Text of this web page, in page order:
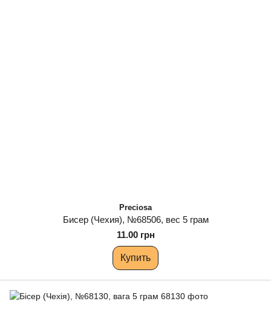
Preciosa
Бисер (Чехия), №68506, вес 5 грам
11.00 грн
Купить